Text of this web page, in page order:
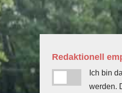
Redaktionell
Ich bin
werden.